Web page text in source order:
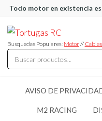
Saltar
contenido
Todo motor en existencia
RC
articulos
de RC
Busquedas Populares: Motor//Cables
AVISO DE
M2 RACING